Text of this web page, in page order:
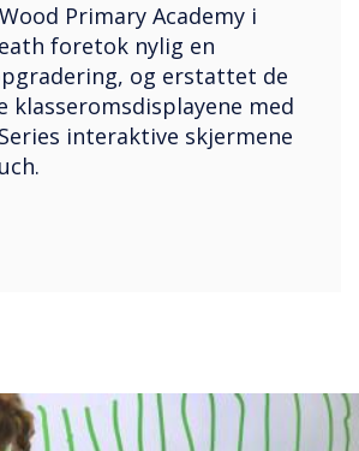
Primary Academy i
foretok nylig en
og erstattet de
klasseromsdisplayene med
interaktive skjermene